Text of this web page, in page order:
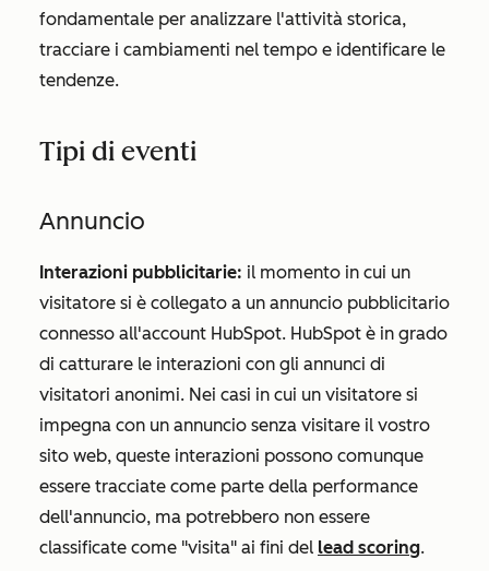
fondamentale per analizzare l'attività storica,
tracciare i cambiamenti nel tempo e identificare le
tendenze.
Tipi di eventi
Annuncio
Interazioni pubblicitarie: il momento in cui un
visitatore si è collegato a un annuncio pubblicitario
connesso all'account HubSpot. HubSpot è in grado
di catturare le interazioni con gli annunci di
visitatori anonimi. Nei casi in cui un visitatore si
impegna con un annuncio senza visitare il vostro
sito web, queste interazioni possono comunque
essere tracciate come parte della performance
dell'annuncio, ma potrebbero non essere
classificate come "visita" ai fini del lead scoring.